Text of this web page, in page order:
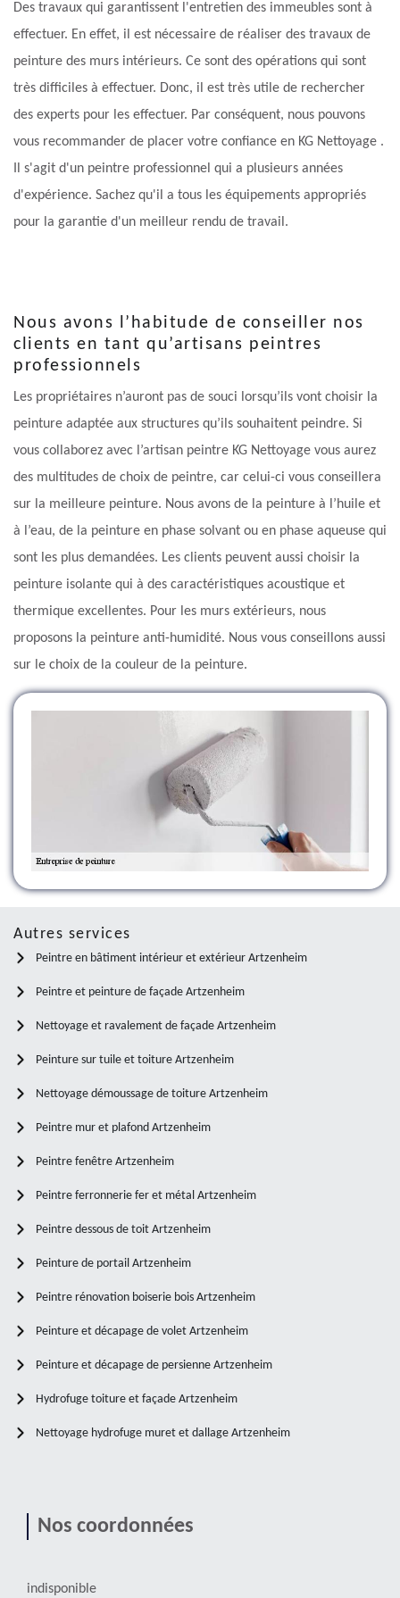
Des travaux qui garantissent l'entretien des immeubles sont à
effectuer. En effet, il est nécessaire de réaliser des travaux de
peinture des murs intérieurs. Ce sont des opérations qui sont
très difficiles à effectuer. Donc, il est très utile de rechercher
des experts pour les effectuer. Par conséquent, nous pouvons
vous recommander de placer votre confiance en KG Nettoyage .
Il s'agit d'un peintre professionnel qui a plusieurs années
d'expérience. Sachez qu'il a tous les équipements appropriés
pour la garantie d'un meilleur rendu de travail.
Nous avons l’habitude de conseiller nos
clients en tant qu’artisans peintres
professionnels
Les propriétaires n’auront pas de souci lorsqu’ils vont choisir la
peinture adaptée aux structures qu’ils souhaitent peindre. Si
vous collaborez avec l’artisan peintre KG Nettoyage vous aurez
des multitudes de choix de peintre, car celui-ci vous conseillera
sur la meilleure peinture. Nous avons de la peinture à l’huile et
à l’eau, de la peinture en phase solvant ou en phase aqueuse qui
sont les plus demandées. Les clients peuvent aussi choisir la
peinture isolante qui à des caractéristiques acoustique et
thermique excellentes. Pour les murs extérieurs, nous
proposons la peinture anti-humidité. Nous vous conseillons aussi
sur le choix de la couleur de la peinture.
Autres services
Peintre en bâtiment intérieur et extérieur Artzenheim
Peintre et peinture de façade Artzenheim
Nettoyage et ravalement de façade Artzenheim
Peinture sur tuile et toiture Artzenheim
Nettoyage démoussage de toiture Artzenheim
Peintre mur et plafond Artzenheim
Peintre fenêtre Artzenheim
Peintre ferronnerie fer et métal Artzenheim
Peintre dessous de toit Artzenheim
Peinture de portail Artzenheim
Peintre rénovation boiserie bois Artzenheim
Peinture et décapage de volet Artzenheim
Peinture et décapage de persienne Artzenheim
Hydrofuge toiture et façade Artzenheim
Nettoyage hydrofuge muret et dallage Artzenheim
Nos coordonnées
indisponible